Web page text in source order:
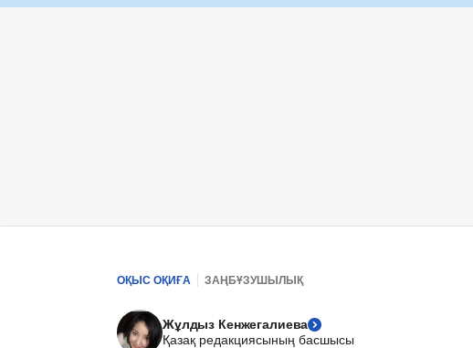
ОҚЫС ОҚИҒА ЗАҢБҰЗУШЫЛЫҚ
Жұлдыз Кенжегалиева
Қазақ редакциясының басшысы